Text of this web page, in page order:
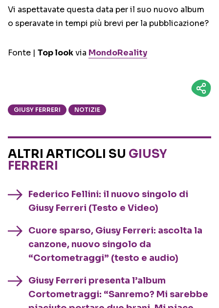
Vi aspettavate questa data per il suo nuovo album
o speravate in tempi più brevi per la pubblicazione?
Fonte | Top lookvia MondoReality
GIUSY FERRERI NOTIZIE
ALTRI ARTICOLI SU GIUSY
FERRERI
Federico Fellini: il nuovo singolo di
Giusy Ferreri (Testo e Video)
Cuore sparso, Giusy Ferreri: ascolta la
canzone, nuovo singolo da
“Cortometraggi” (testo e audio)
Giusy Ferreri presenta l’album
Cortometraggi: “Sanremo? Mi sarebbe